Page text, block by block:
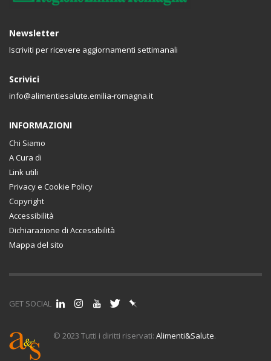
Newsletter
Iscriviti per ricevere aggiornamenti settimanali
Scrivici
info@alimentiesalute.emilia-romagna.it
INFORMAZIONI
Chi Siamo
A Cura di
Link utili
Privacy e Cookie Policy
Copyright
Accessibilità
Dichiarazione di Accessibilità
Mappa del sito
GET SOCIAL
© 2023 Tutti i diritti riservati: Alimenti&Salute.